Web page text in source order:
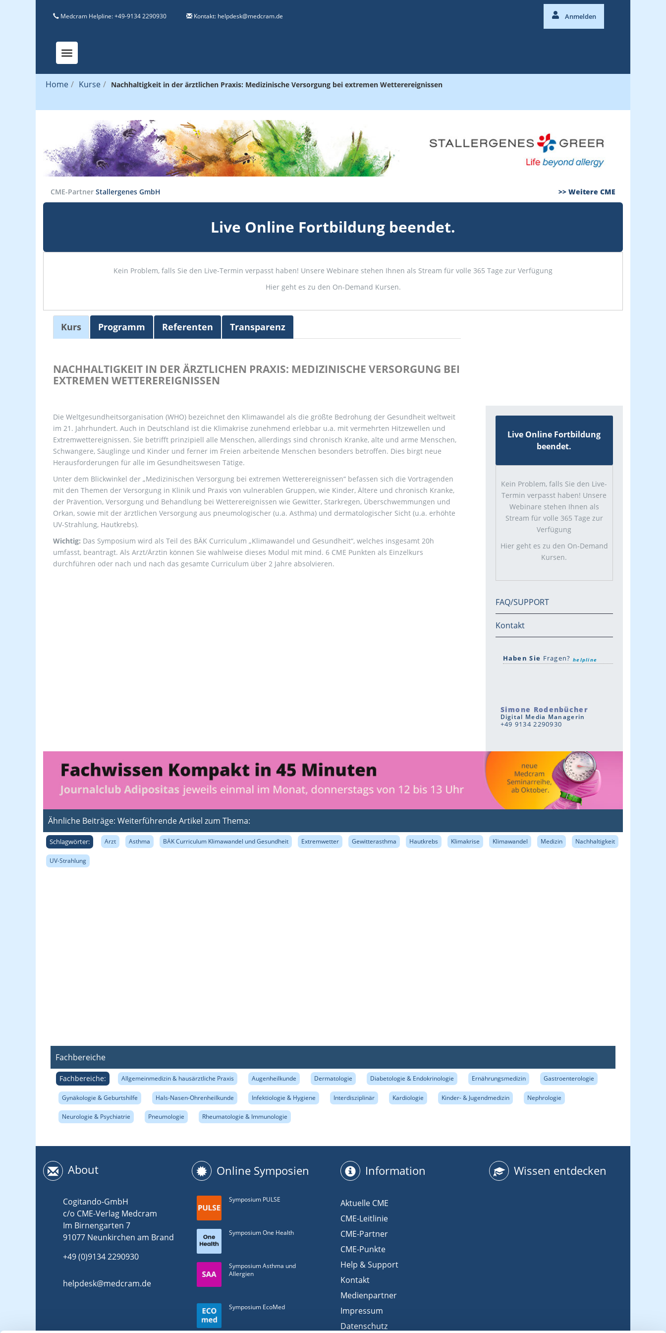
Medcram Helpline: +49-9134 2290930 Kontakt: helpdesk@medcram.de Anmelden
Toggle navigation
Home / Kurse / Nachhaltigkeit in der ärztlichen Praxis: Medizinische Versorgung bei extremen Wetterereignissen
CME-Partner Stallergenes GmbH >> Weitere CME
Live Online Fortbildung beendet.
Kein Problem, falls Sie den Live-Termin verpasst haben! Unsere Webinare stehen Ihnen als Stream für volle 365 Tage zur Verfügung
Hier geht es zu den On-Demand Kursen.
Kurs Programm Referenten Transparenz
NACHHALTIGKEIT IN DER ÄRZTLICHEN PRAXIS: MEDIZINISCHE VERSORGUNG BEI
EXTREMEN WETTEREREIGNISSEN
Die Weltgesundheitsorganisation (WHO) bezeichnet den Klimawandel als die größte Bedrohung der Gesundheit weltweit
im 21. Jahrhundert. Auch in Deutschland ist die Klimakrise zunehmend erlebbar u.a. mit vermehrten Hitzewellen und
Extremwettereignissen. Sie betrifft prinzipiell alle Menschen, allerdings sind chronisch Kranke, alte und arme Menschen,
Schwangere, Säuglinge und Kinder und ferner im Freien arbeitende Menschen besonders betroffen. Dies birgt neue
Herausforderungen für alle im Gesundheitswesen Tätige.
Unter dem Blickwinkel der „Medizinischen Versorgung bei extremen Wetterereignissen“ befassen sich die Vortragenden
mit den Themen der Versorgung in Klinik und Praxis von vulnerablen Gruppen, wie Kinder, Ältere und chronisch Kranke,
der Prävention, Versorgung und Behandlung bei Wetterereignissen wie Gewitter, Starkregen, Überschwemmungen und
Orkan, sowie mit der ärztlichen Versorgung aus pneumologischer (u.a. Asthma) und dermatologischer Sicht (u.a. erhöhte
UV-Strahlung, Hautkrebs).
Wichtig: Das Symposium wird als Teil des BÄK Curriculum „Klimawandel und Gesundheit“, welches insgesamt 20h
umfasst, beantragt. Als Arzt/Ärztin können Sie wahlweise dieses Modul mit mind. 6 CME Punkten als Einzelkurs
durchführen oder nach und nach das gesamte Curriculum über 2 Jahre absolvieren.
Live Online Fortbildung
beendet.
Kein Problem, falls Sie den Live-
Termin verpasst haben! Unsere
Webinare stehen Ihnen als
Stream für volle 365 Tage zur
Verfügung
Hier geht es zu den On-Demand
Kursen.
FAQ/SUPPORT
Kontakt
Haben Sie Fragen? helpline
Simone Rodenbücher
Digital Media Managerin
+49 9134 2290930
Ähnliche Beiträge: Weiterführende Artikel zum Thema:
Schlagwörter: Arzt Asthma BÄK Curriculum Klimawandel und Gesundheit Extremwetter Gewitterasthma Hautkrebs Klimakrise Klimawandel Medizin Nachhaltigkeit
UV-Strahlung
Fachbereiche
Fachbereiche: Allgemeinmedizin & hausärztliche Praxis Augenheilkunde Dermatologie Diabetologie & Endokrinologie Ernährungsmedizin Gastroenterologie
Gynäkologie & Geburtshilfe Hals-Nasen-Ohrenheilkunde Infektiologie & Hygiene Interdisziplinär Kardiologie Kinder- & Jugendmedizin Nephrologie
Neurologie & Psychiatrie Pneumologie Rheumatologie & Immunologie
About
Cogitando-GmbH
c/o CME-Verlag Medcram
Im Birnengarten 7
91077 Neunkirchen am Brand
+49 (0)9134 2290930
helpdesk@medcram.de
Online Symposien
Symposium PULSE
Symposium One Health
Symposium Asthma und
Allergien
Symposium EcoMed
Information
Aktuelle CME
CME-Leitlinie
CME-Partner
CME-Punkte
Help & Support
Kontakt
Medienpartner
Impressum
Datenschutz
Wissen entdecken